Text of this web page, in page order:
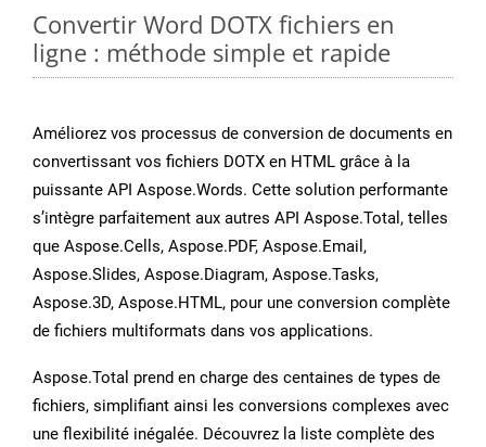
Convertir Word DOTX fichiers en
ligne : méthode simple et rapide
Améliorez vos processus de conversion de documents en
convertissant vos fichiers DOTX en HTML grâce à la
puissante API Aspose.Words. Cette solution performante
s’intègre parfaitement aux autres API Aspose.Total, telles
que Aspose.Cells, Aspose.PDF, Aspose.Email,
Aspose.Slides, Aspose.Diagram, Aspose.Tasks,
Aspose.3D, Aspose.HTML, pour une conversion complète
de fichiers multiformats dans vos applications.
Aspose.Total prend en charge des centaines de types de
fichiers, simplifiant ainsi les conversions complexes avec
une flexibilité inégalée. Découvrez la liste complète des